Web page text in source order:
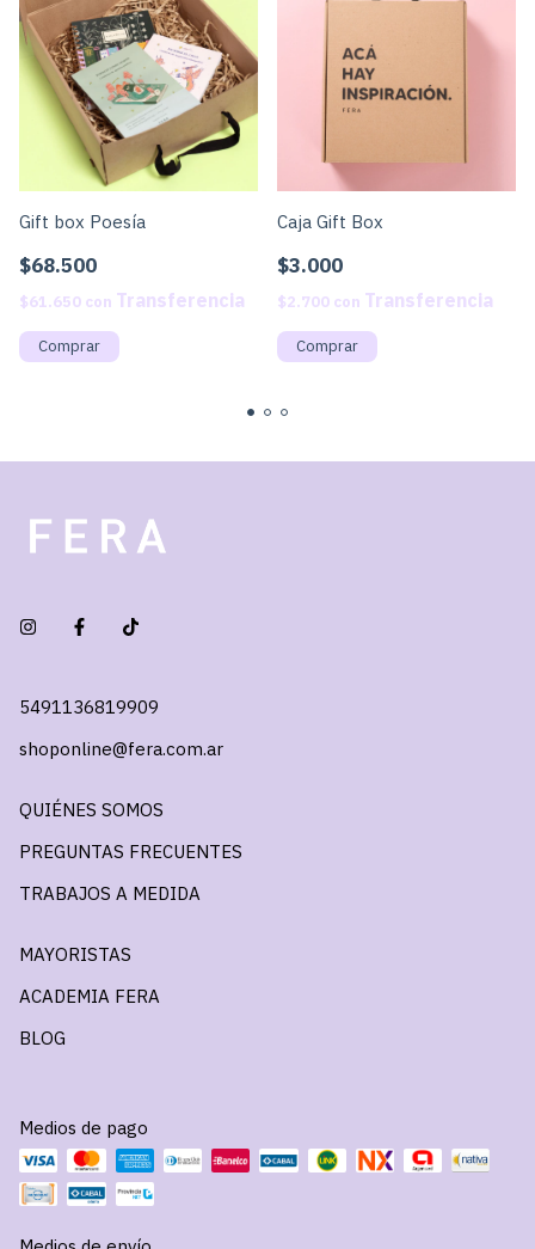
Gift box Poesía
$68.500
$61.650 con
Caja Gift Box
$3.000
$2.700 con
5491136819909
shoponline@fera.com.ar
QUIÉNES SOMOS
PREGUNTAS FRECUENTES
TRABAJOS A MEDIDA
MAYORISTAS
ACADEMIA FERA
BLOG
Medios de pago